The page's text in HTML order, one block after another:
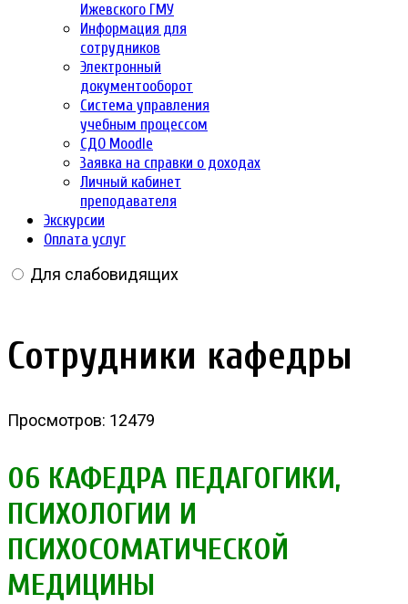
Ижевского ГМУ
Информация для
сотрудников
Электронный
документооборот
Система управления
учебным процессом
СДО Moodle
Заявка на справки о доходах
Личный кабинет
преподавателя
Экскурсии
Оплата услуг
Для слабовидящих
Сотрудники кафедры
Просмотров: 12479
06 КАФЕДРА ПЕДАГОГИКИ,
ПСИХОЛОГИИ И
ПСИХОСОМАТИЧЕСКОЙ
МЕДИЦИНЫ